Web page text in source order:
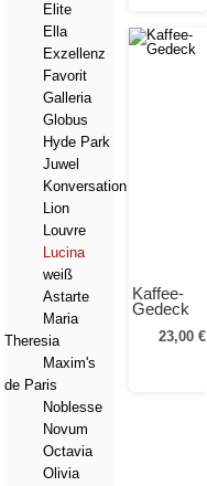
Kaffee-
Gedeck
23,00 €
Elite
Ella
Exzellenz
Favorit
Galleria
Globus
Hyde Park
Juwel
Konversation
Lion
Louvre
Lucina
weiß
Astarte
Maria
Theresia
Maxim's
de Paris
Noblesse
Novum
Octavia
Olivia